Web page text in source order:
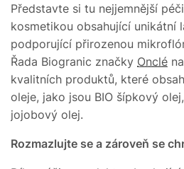
Představte si tu nejjemnější
kosmetikou obsahující unikátní
podporující přirozenou
Řada Biogranic značky Onclé
kvalitních produktů, které
oleje, jako jsou BIO šípkový
jojobový olej.
Rozmazlujte se a zároveň se